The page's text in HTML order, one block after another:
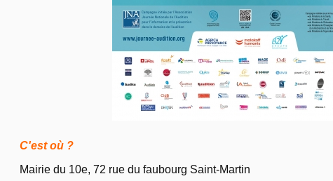
C'est où ?
Mairie du 10e, 72 rue du faubourg Saint-Martin